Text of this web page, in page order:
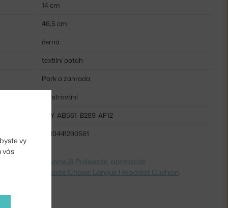
14 cm
46,5 cm
černá
textilní potah
Park a zahrada
Polstrování
HAY-AB561-B289-AF12
5610441290561
Textilný vankúš Palissade, anthracite
Palissade Chaise Longue Headrest Cushion,
vy
vás